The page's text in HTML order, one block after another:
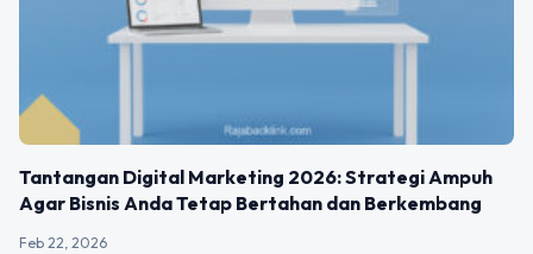
Tantangan Digital Marketing 2026: Strategi Ampuh
Agar Bisnis Anda Tetap Bertahan dan Berkembang
Feb 22, 2026